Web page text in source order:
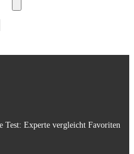
Test: Experte vergleicht Favoriten